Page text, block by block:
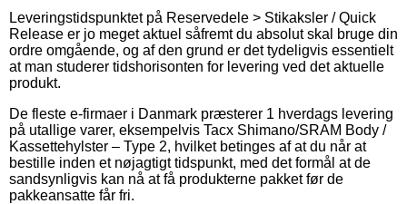
Leveringstidspunktet på Reservedele > Stikaksler / Quick
Release er jo meget aktuel såfremt du absolut skal bruge din
ordre omgående, og af den grund er det tydeligvis essentielt
at man studerer tidshorisonten for levering ved det aktuelle
produkt.
De fleste e-firmaer i Danmark præsterer 1 hverdags levering
på utallige varer, eksempelvis Tacx Shimano/SRAM Body /
Kassettehylster – Type 2, hvilket betinges af at du når at
bestille inden et nøjagtigt tidspunkt, med det formål at de
sandsynligvis kan nå at få produkterne pakket før de
pakkeansatte får fri.